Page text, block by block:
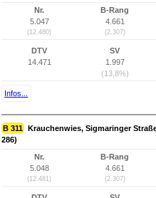
Nr.
5.047
(12.480)
B-Rang
4.661
(2.307)
DTV
14.471
SV
1.997
(13,8%)
Infos...
B 311 Krauchenwies, Sigmaringer
286)
Nr.
5.048
(12.481)
B-Rang
4.661
(2.307)